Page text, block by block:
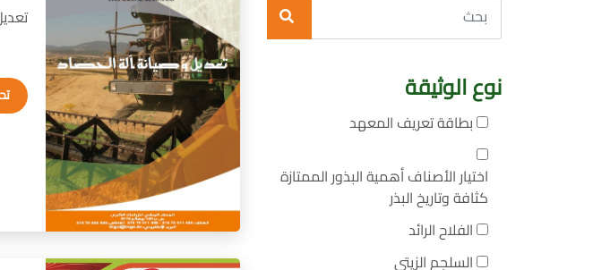
نوع الوثيقة
بطاقة تعريف المعهد
اختيار الأصناف أهمية البذور الممتازة
كثافة وتاريخ البذر
الفلاح الرائد
السلجم الزيتي